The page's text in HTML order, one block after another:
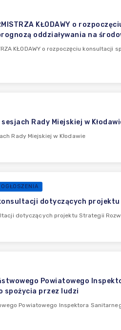
KŁODAWY o
oddziaływania na
KŁODAWY o rozpoczęciu
Rady Miejskiej w
Rady Miejskiej w Kłodawie
OGŁOSZENIA
dotyczących
dotyczących projektu Strategii
Powiatowego
spożycia przez ludzi
Powiatowego Inspektora